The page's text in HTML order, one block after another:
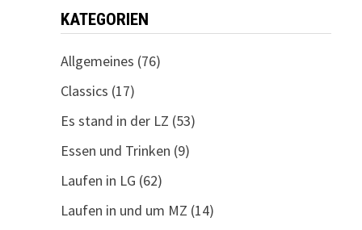
KATEGORIEN
Allgemeines (76)
Classics (17)
Es stand in der LZ (53)
Essen und Trinken (9)
Laufen in LG (62)
Laufen in und um MZ (14)